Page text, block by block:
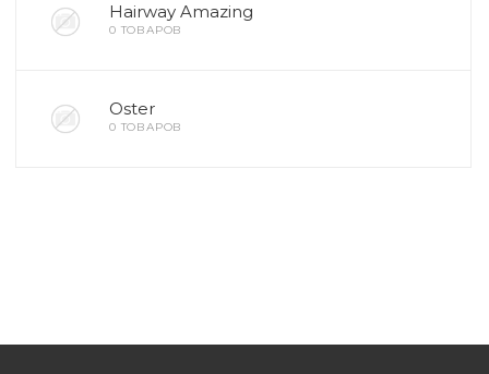
Hairway Amazing
0 ТОВАРОВ
Oster
0 ТОВАРОВ